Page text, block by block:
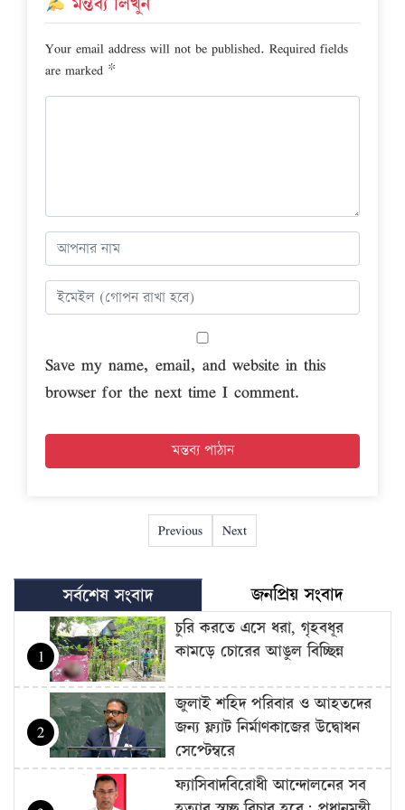
Your email address will not be published. Required fields
are marked *
Save my name, email, and website in this
browser for the next time I comment.
Previous Next
সর্বশেষ সংবাদ জনপ্রিয় সংবাদ
1
চুরি করতে এসে ধরা, গৃহবধূর
কামড়ে চোরের আঙুল বিচ্ছিন্ন
2
জুলাই শহিদ পরিবার ও আহতদের
জন্য ফ্ল্যাট নির্মাণকাজের উদ্বোধন
সেপ্টেম্বরে
ফ্যাসিবাদবিরোধী আন্দোলনের সব